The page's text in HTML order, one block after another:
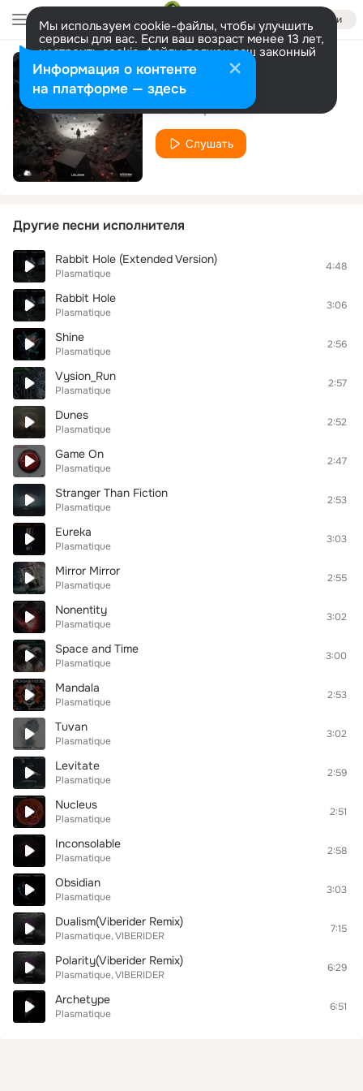
Войти
Мы используем cookie-файлы, чтобы улучшить
сервисы для вас. Если ваш возраст менее 13 лет,
настроить cookie-файлы должен ваш законный
представитель. Больше информации
Разрешить все Настроить
Resurgence
Plasmatique
Слушать
Другие песни исполнителя
Rabbit Hole (Extended Version)
Plasmatique
4:48
Rabbit Hole
Plasmatique
3:06
Shine
Plasmatique
2:56
Vysion_Run
Plasmatique
2:57
Dunes
Plasmatique
2:52
Game On
Plasmatique
2:47
Stranger Than Fiction
Plasmatique
2:53
Eureka
Plasmatique
3:03
Mirror Mirror
Plasmatique
2:55
Nonentity
Plasmatique
3:02
Space and Time
Plasmatique
3:00
Mandala
Plasmatique
2:53
Tuvan
Plasmatique
3:02
Levitate
Plasmatique
2:59
Nucleus
Plasmatique
2:51
Inconsolable
Plasmatique
2:58
Obsidian
Plasmatique
3:03
Dualism(Viberider Remix)
Plasmatique VIBERIDER
7:15
Polarity(Viberider Remix)
Plasmatique VIBERIDER
6:29
Archetype
Plasmatique
6:51
Информация о контенте
на платформе — здесь